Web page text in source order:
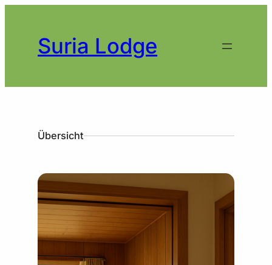
springenSuria Lodge
Übersicht